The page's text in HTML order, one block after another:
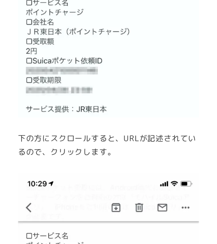
下の方にスクロールすると、URLが記述されてい
るので、クリックします。